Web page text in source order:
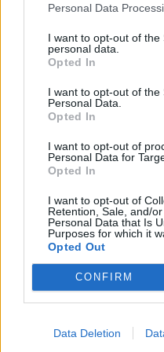
Personal Data
I want to opt-out of the
personal data.
Opted In
I want to opt-out of the
Personal Data.
Opted In
I want to opt-out of
Personal Data for
Opted In
I want to opt-out of
Retention, Sale, and/
Personal Data that Is
Purposes for which it
Opted Out
CONFIRM
Data Deletion
pasiruoštume?
Žinios | Lietuvos diena
Lietuvoje sparčiai plinta
grėsti net sanitariniai
Žinios Lietuvos diena
E. Gentvilas nesutinka,
neatmeta, kad radikalių
Žinios | Lietuvos diena
„Lietuvos Davosas
valstybės ateičiai?